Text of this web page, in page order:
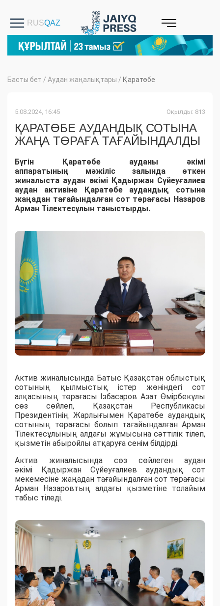
Басты бет / Аудан жаңалықтары / Қаратөбе
5.08.2024, 16:45 Оқылды: 813
ҚАРАТӨБЕ АУДАНДЫҚ СОТЫНА
ЖАҢА ТӨРАҒА ТАҒАЙЫНДАЛДЫ
Бүгін Қаратөбе ауданы
әкімі
аппаратының мәжіліс залында
өткен
жиналыста аудан әкімі ҚадыржанСүйеуғалиев
аудан
активіне Қаратөбе аудандық
сотына
жаңадан тағайындалғансот төрағасы Назаров
Арман Тілектесұлын таныстырды.
Актив жиналысында Батыс Қазақстан облыстық
сотының қылмыстық істер жөніндегі сот
алқасының төрағасы Ізбасаров Азат Өмірбекұлы
сөз сөйлеп, Қазақстан Республикасы
Президентінің Жарлығымен Қаратөбе аудандық
сотының төрағасы болып тағайындалған Арман
Тілектесұлыныңалдағы жұмысына сәттілік тілеп,
қызметін абыройлы атқаруға сенім білдірді.
Актив жиналысында сөз сөйлеген аудан
әкімі
Қадыржан Сүйеуғалиев аудандық сот
мекемесіне жаңадан тағайындалған сот төрағасы
Арман Назаровтың алдағы қызметіне толайым
табыс тіледі.